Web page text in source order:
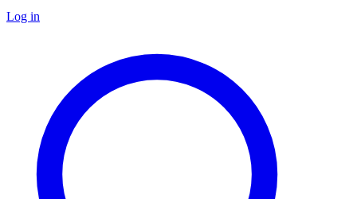
Log in